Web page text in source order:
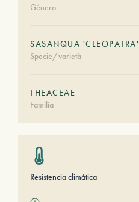
Género
SASANQUA 'CLEOPATRA'
Specie/varietà
THEACEAE
Familia
Resistencia climática